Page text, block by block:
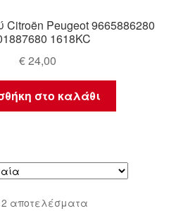
Peugeot 9665886280
1618KC
€24,00
στο καλάθι
αποτελέσματαSorted